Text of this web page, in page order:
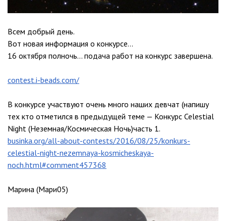
Всем добрый день.
Вот новая информация о конкурсе…
16 октября полночь… подача работ на конкурс завершена.
contest.i-beads.com/
В конкурсе участвуют очень много наших девчат (напишу
тех кто отметился в предыдущей теме — Конкурс Celestial
Night (Неземная/Космическая Ночь)часть 1.
businka.org/all-about-contests/2016/08/25/konkurs-
celestial-night-nezemnaya-kosmicheskaya-
noch.html#comment457368
Марина (Мари05)